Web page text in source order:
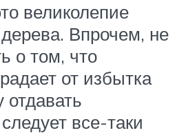
великолепие
Впрочем, не
о том, что
от избытка
отдавать
все-таки